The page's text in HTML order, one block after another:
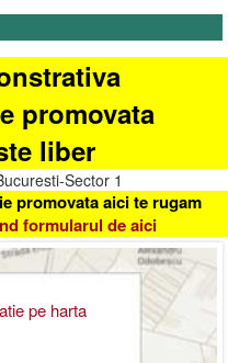
promovata
liber
Sector 1
promovata aici te rugam
formularul de aici
pe harta